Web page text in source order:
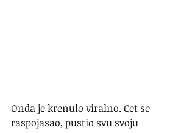
Onda je krenulo viralno. Cet se
raspojasao, pustio svu svoju